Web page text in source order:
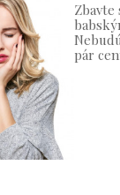
Zbavte
pár